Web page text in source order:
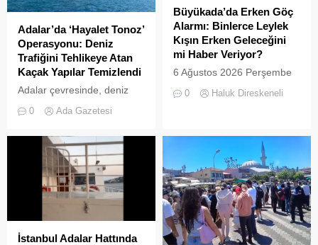
doğal güzellikleriyle süslü
sokaklarından yansıyan son
görüntüler, çevre sağlığı
açısından tehlike çanlarının
çaldığını gösteriyor. Çöpler
Konteynerlere Sığmıyor,...
Adalar’da ‘Hayalet Tonoz’
Operasyonu: Deniz
Trafiğini Tehlikeye Atan
Kaçak Yapılar Temizlendi
Adalar çevresinde, deniz
çevre kirliliğine neden olan
geniş çaplı bir temizlik ve
denetim operasyonu
gerçekleştirildi.
0 Ada Gazetesi
Büyükada’da Erken Göç
Alarmı: Binlerce Leylek
Kışın Erken Geleceğini
mi Haber Veriyor?
6 Ağustos 2026 Perşembe
14:00 sularında Büyükada
şölenlerinden biri yaşandı.
0 Haluk Direskeneli
İstanbul Adalar Hattında